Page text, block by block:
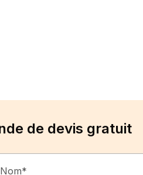
de devis gratuit